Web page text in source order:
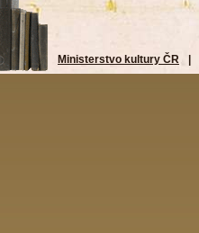
Ministerstvo kultury ČR